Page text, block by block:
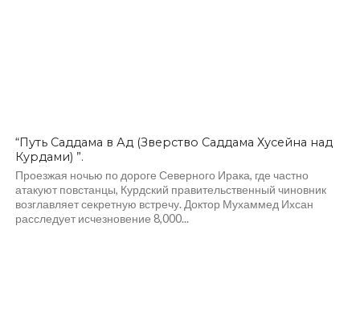
“Путь Саддама в Ад (Зверство Саддама Хусейна над
Курдами) ”.
Проезжая ночью по дороге Северного Ирака, где частно
атакуют повстанцы, Курдский правительственный чиновник
возглавляет секретную встречу. Доктор Мухаммед Ихсан
расследует исчезновение 8,000...